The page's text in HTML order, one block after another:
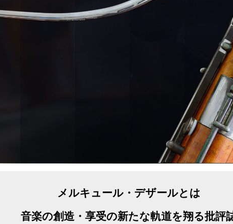
音楽の創造・享受の新
メルキュール・デザールとは
音楽の創造・享受の新たな軌道を翔る批評